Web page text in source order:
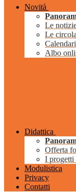
Novità
Le
Le
Albo
Didattica
Offerta
I progetti
Modulistica
Privacy
Contatti